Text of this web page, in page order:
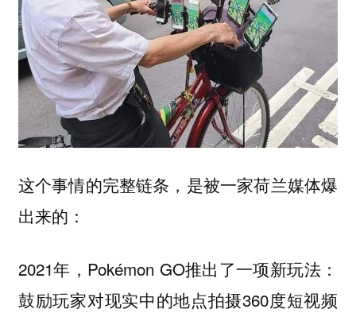
这个事情的完整链条，是被一家荷兰媒体爆
出来的：
2021年，Pokémon GO推出了一项新玩法：
鼓励玩家对现实中的地点拍摄360度短视频